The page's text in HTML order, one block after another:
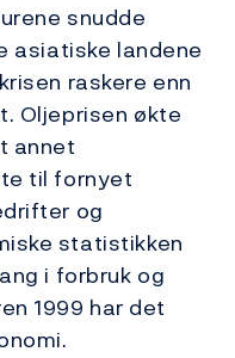
snudde
asiatiske landene
raskere enn
Oljeprisen økte
annet
til fornyet
og
statistikken
i forbruk og
1999 har det